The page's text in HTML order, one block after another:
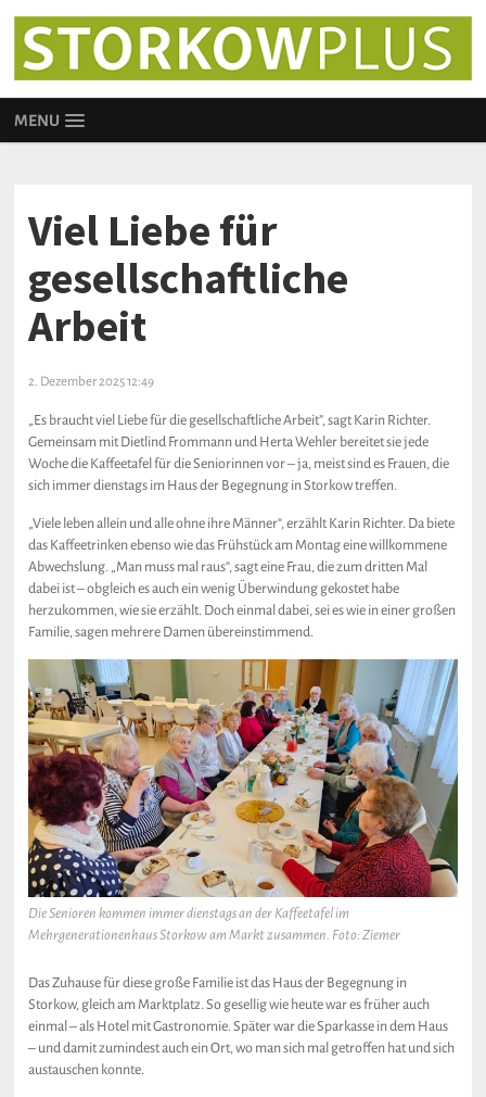
MENU
Viel Liebe für
gesellschaftliche
Arbeit
2. Dezember 2025 12:49
„Es braucht viel Liebe für die gesellschaftliche Arbeit”, sagt Karin Richter.
Gemeinsam mit Dietlind Frommann und Herta Wehler bereitet sie jede
Woche die Kaffeetafel für die Seniorinnen vor – ja, meist sind es Frauen, die
sich immer dienstags im Haus der Begegnung in Storkow treffen.
„Viele leben allein und alle ohne ihre Männer“, erzählt Karin Richter. Da biete
das Kaffeetrinken ebenso wie das Frühstück am Montag eine willkommene
Abwechslung. „Man muss mal raus“, sagt eine Frau, die zum dritten Mal
dabei ist – obgleich es auch ein wenig Überwindung gekostet habe
herzukommen, wie sie erzählt. Doch einmal dabei, sei es wie in einer großen
Familie, sagen mehrere Damen übereinstimmend.
Die Senioren kommen immer dienstags an der Kaffeetafel im
Mehrgenerationenhaus Storkow am Markt zusammen. Foto: Ziemer
Das Zuhause für diese große Familie ist das Haus der Begegnung in
Storkow, gleich am Marktplatz. So gesellig wie heute war es früher auch
einmal – als Hotel mit Gastronomie. Später war die Sparkasse in dem Haus
– und damit zumindest auch ein Ort, wo man sich mal getroffen hat und sich
austauschen konnte.